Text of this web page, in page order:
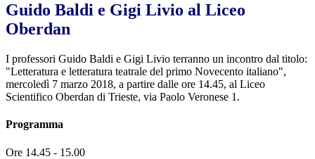
Guido Baldi e Gigi Livio al Liceo
Oberdan
I professori Guido Baldi e Gigi Livio terranno un incontro dal titolo:
"Letteratura e letteratura teatrale del primo Novecento italiano",
mercoledì 7 marzo 2018, a partire dalle ore 14.45, al Liceo
Scientifico Oberdan di Trieste, via Paolo Veronese 1.
Programma
Ore 14.45 - 15.00